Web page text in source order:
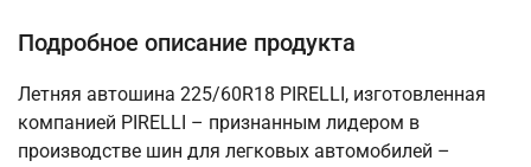
Подробное описание продукта
Летняя автошина 225/60R18 PIRELLI, изготовленная
компанией PIRELLI – признанным лидером в
производстве шин для легковых автомобилей –